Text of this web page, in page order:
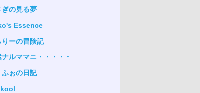
ぎの見る夢
Essence
りーの冒険記
ナルママニ・・・・・
ふぉの日記